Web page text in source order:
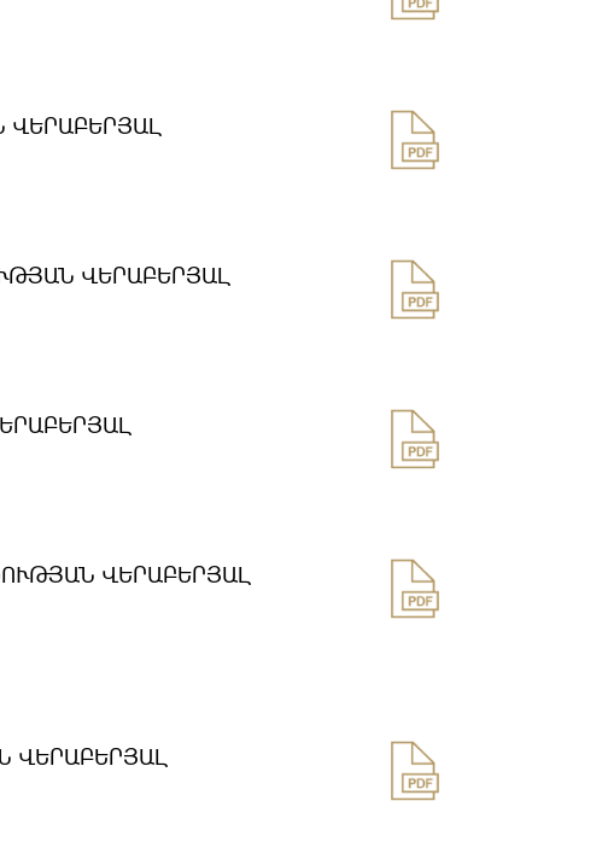
ՎԵՐԱԲԵՐՅԱԼ
ՎԵՐԱԲԵՐՅԱԼ
ՎԵՐԱԲԵՐՅԱԼ
ՎԵՐԱԲԵՐՅԱԼ